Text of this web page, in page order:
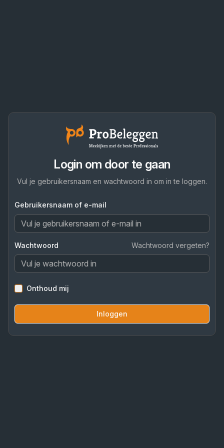
Login om door te gaan
Vul je gebruikersnaam en wachtwoord in om in te loggen.
Gebruikersnaam of e-mail
Wachtwoord Wachtwoord vergeten?
Onthoud mij
Inloggen